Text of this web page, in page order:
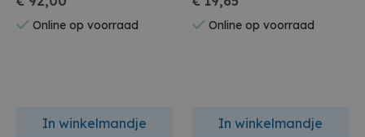
Online op voorraad
In winkelmandje
Online op voorraad
In winkelmandje